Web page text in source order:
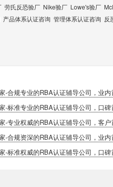
劳氏反恐验厂 Nike验厂 Lowe's验厂
产品体系认证咨询 管理体系认证咨询 反
-合规专业的RBA认证辅导公司，业内
-标准专业的RBA认证辅导公司，口碑
-专业权威的RBA认证辅导公司，客户
-合规资深的RBA认证辅导公司，业内
-标准权威的RBA认证辅导公司，口碑